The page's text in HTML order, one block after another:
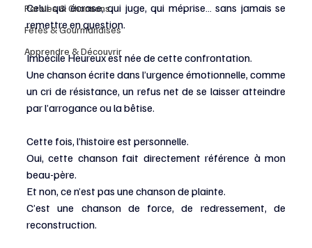
Paroles & Chansons
Fêtes & Gourmandises
Apprendre & Découvrir
Celui qui écrase, qui juge, qui méprise… sans jamais se
remettre en question.
Imbécile Heureux est née de cette confrontation.
Une chanson écrite dans l’urgence émotionnelle, comme
un cri de résistance, un refus net de se laisser atteindre
par l’arrogance ou la bêtise.
Cette fois, l’histoire est personnelle.
Oui, cette chanson fait directement référence à mon
beau-père.
Et non, ce n’est pas une chanson de plainte.
C’est une chanson de force, de redressement, de
reconstruction.